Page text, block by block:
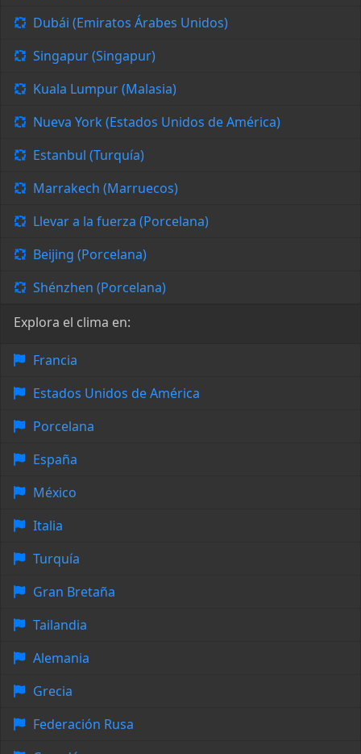
Dubái (Emiratos Árabes Unidos)
Singapur (Singapur)
Kuala Lumpur (Malasia)
Nueva York (Estados Unidos de América)
Estanbul (Turquía)
Marrakech (Marruecos)
Llevar a la fuerza (Porcelana)
Beijing (Porcelana)
Shénzhen (Porcelana)
Explora el clima en:
Francia
Estados Unidos de América
Porcelana
España
México
Italia
Turquía
Gran Bretaña
Tailandia
Alemania
Grecia
Federación Rusa